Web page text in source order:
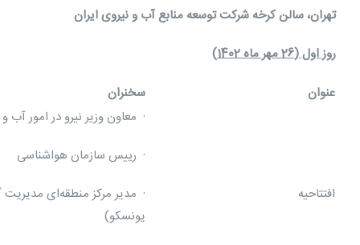
تهران، سالن کرخه شرکت توسعه منابع آب و نیروی ایران
روز اول (26 مهر ماه 1402)
عنوان
سخنران
افتتاحیه
· معاون وزیر نیرو در امور آب و
· رییس سازمان هواشناسی
· مدیر مرکز منطقه‌ای
یونسکو)